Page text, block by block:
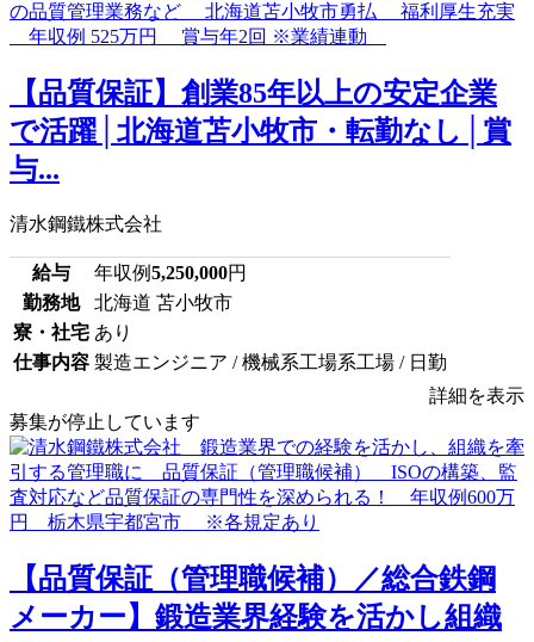
【品質保証】創業85年以上の安定企業
で活躍│北海道苫小牧市・転勤なし│賞
与...
清水鋼鐵株式会社
給与 年収例5,250,000円
勤務地
北海道 苫小牧市
寮・社宅 あり
仕事内容 製造エンジニア / 機械系工場系工場 / 日勤
詳細を表示
募集が停止しています
【品質保証（管理職候補）／総合鉄鋼
メーカー】鍛造業界経験を活かし組織